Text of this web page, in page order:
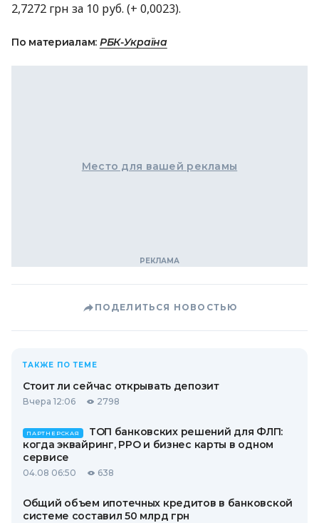
2,7272 грн за 10 руб. (+ 0,0023).
По материалам: РБК-Україна
Место для вашей рекламы
ПОДЕЛИТЬСЯ НОВОСТЬЮ
ТАКЖЕ ПО ТЕМЕ
Стоит ли сейчас открывать депозит
Вчера 12:06 2798
ПАРТНЕРСКАЯ
ТОП банковских решений для ФЛП:
когда эквайринг, РРО и бизнес карты в одном
сервисе
04.08 06:50 638
Общий объем ипотечных кредитов в банковской
системе составил 50 млрд грн